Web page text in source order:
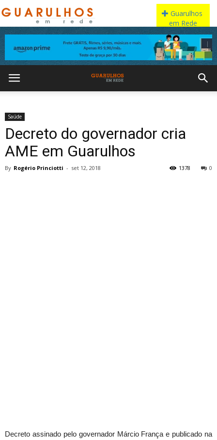
Saúde
Decreto do governador cria
AME em Guarulhos
By Rogério Princiotti - set 12, 2018 0
1378
Decreto assinado pelo governador Márcio França e publicado na